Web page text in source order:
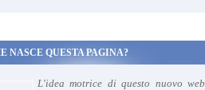
NASCE QUESTA PAGINA?
L'idea motrice di questo nuovo web